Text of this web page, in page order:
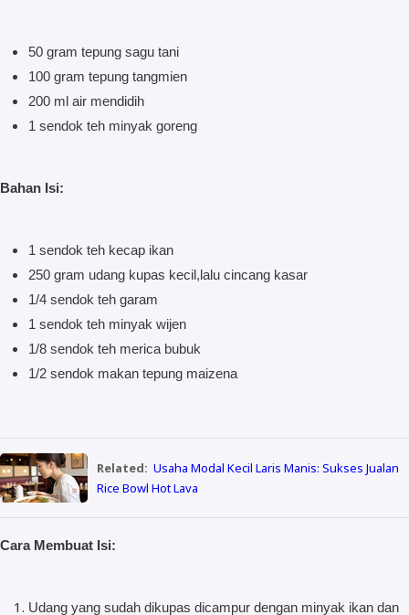
50 gram tepung sagu tani
100 gram tepung tangmien
200 ml air mendidih
1 sendok teh minyak goreng
Bahan Isi:
1 sendok teh kecap ikan
250 gram udang kupas kecil,lalu cincang kasar
1/4 sendok teh garam
1 sendok teh minyak wijen
1/8 sendok teh merica bubuk
1/2 sendok makan tepung maizena
Related: Usaha Modal Kecil Laris Manis: Sukses Jualan
Rice Bowl Hot Lava
Cara Membuat Isi:
Udang yang sudah dikupas dicampur dengan minyak ikan dan